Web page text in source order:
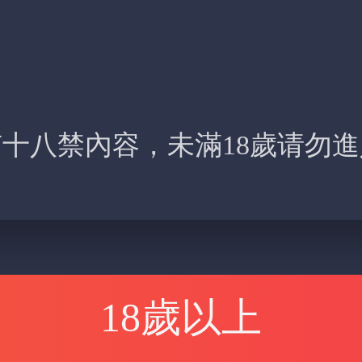
八禁內容，未滿18歲请勿
18歲以上